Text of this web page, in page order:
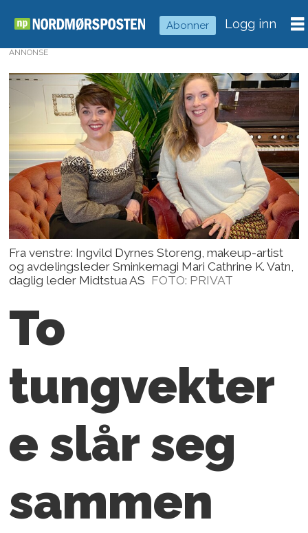
Abonner Logg inn
ANNONSE
Fra venstre: Ingvild Dyrnes Storeng, makeup-artist
og avdelingsleder Sminkemagi Mari Cathrine K. Vatn,
daglig leder Midtstua AS FOTO: PRIVAT
To
tungvekter
e slår seg
sammen